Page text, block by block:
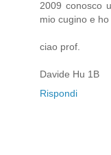
2009 conosco
mio cugino e
ciao prof.
Davide Hu 1B
Rispondi